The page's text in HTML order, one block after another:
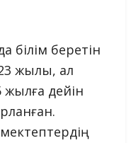
беретін
жылы, ал
дейін